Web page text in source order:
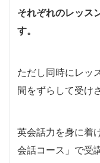
それぞれのレッス
す。
ただし同時にレッ
間をずらして受け
英会話力を身に着
会話コース」で受